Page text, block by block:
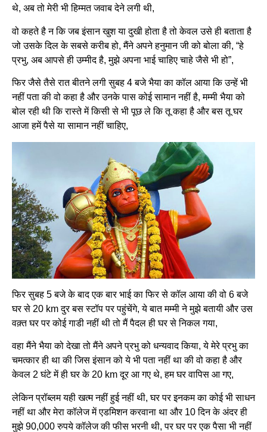
थे, अब तो मेरी भी हिम्मत जवाब देने लगी थी,
वो कहते है न कि जब इंसान खुश या दुखी होता है तो केवल उसे ही बताता है
जो उसके दिल के सबसे करीब हो, मैंने अपने हनुमान जी को बोला की, “हे
प्रभु, अब आपसे ही उम्मीद है, मुझे अपना भाई चाहिए चाहे जैसे भी हो”,
फिर जैसे तैसे रात बीतने लगी सुबह 4 बजे भैया का कॉल आया कि उन्हें भी
नहीं पता की वो कहा है और उनके पास कोई सामान नहीं है, मम्मी भैया को
बोल रही थी कि रास्ते में किसी से भी पूछ ले कि तू कहा है और बस तू घर
आजा हमें पैसे या सामान नहीं चाहिए,
फिर सुबह 5 बजे के बाद एक बार भाई का फिर से कॉल आया की वो 6 बजे
घर से 20 km दुर बस स्टॉप पर पहुंचेंगे, ये बात मम्मी ने मुझे बतायी और उस
वक़्त घर पर कोई गाडी नहीं थी तो मैं पैदल ही घर से निकल गया,
वहा मैंने भैया को देखा तो मैंने अपने प्रभु को धन्यवाद किया, ये मेरे प्रभु का
चमत्कार ही था की जिस इंसान को ये भी पता नहीं था की वो कहा है और
केवल 2 घंटे में ही घर के 20 km दूर आ गए थे, हम घर वापिस आ गए,
लेकिन प्रॉब्लम यही खत्म नहीं हुई नहीं थी, घर पर इनकम का कोई भी साधन
नहीं था और मेरा कॉलेज में एडमिशन करवाना था और 10 दिन के अंदर ही
मुझे 90,000 रुपये कॉलेज की फीस भरनी थी, पर घर पर एक पैसा भी नहीं